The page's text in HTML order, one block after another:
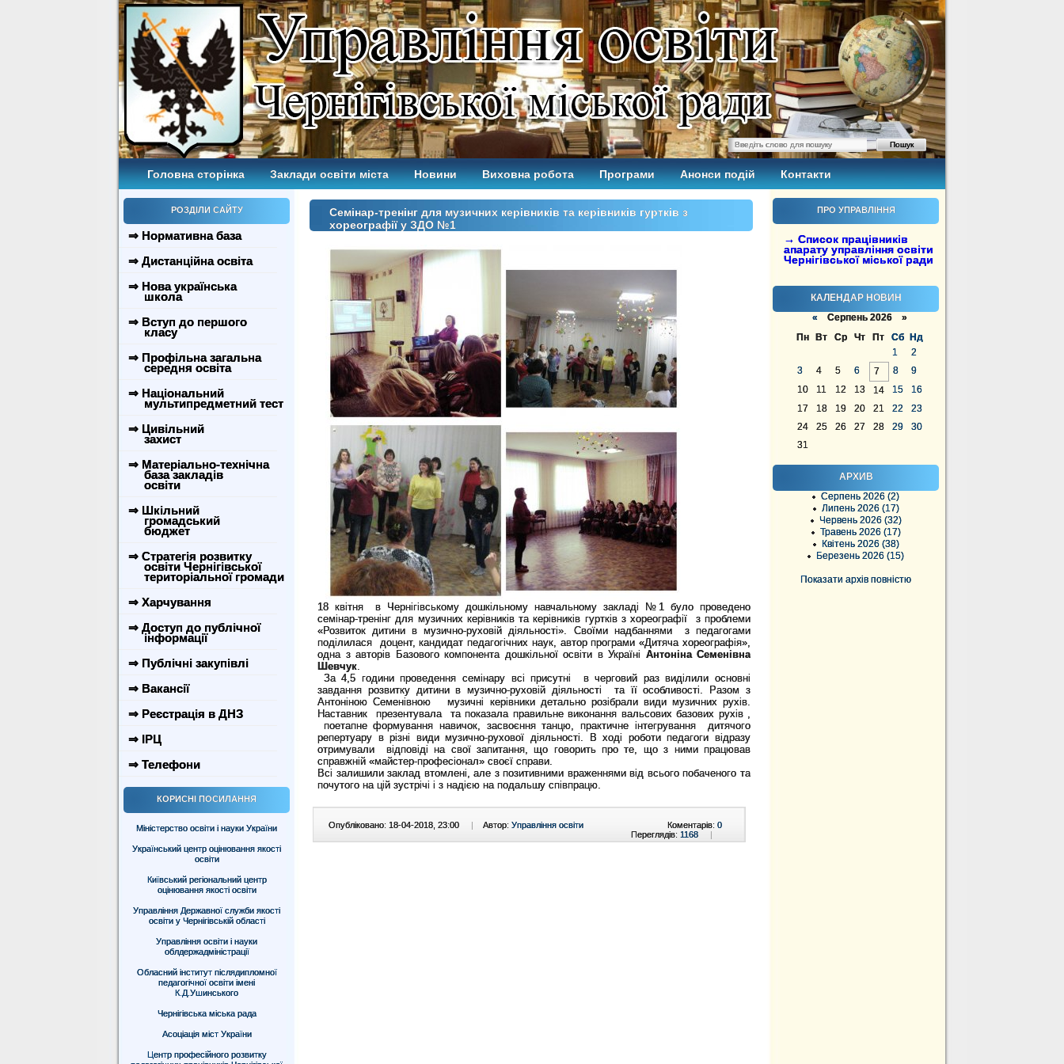
Головна сторінка Заклади освіти міста Новини Виховна робота Програми Анонси подій Контакти
РОЗДІЛИ САЙТУ
⇒ Нормативна база
⇒ Дистанційна освіта
⇒ Нова українська
школа
⇒ Вступ до першого
класу
⇒ Профільна загальна
середня освіта
⇒ Національний
мультипредметний тест
⇒ Цивільний
захист
⇒ Матеріально-технічна
база закладів
освіти
⇒ Шкільний
громадський
бюджет
⇒ Стратегія розвитку
освіти Чернігівської
територіальної громади
⇒ Харчування
⇒ Доступ до публічної
інформації
⇒ Публічні закупівлі
⇒ Вакансії
⇒ Реєстрація в ДНЗ
⇒ ІРЦ
⇒ Телефони
КОРИСНІ ПОСИЛАННЯ
Міністерство освіти і науки України
Український центр оцінювання якості
освіти
Київський регіональний центр
оцінювання якості освіти
Управління Державної служби якості
освіти у Чернігівській області
Управління освіти і науки
облдержадміністрації
Обласний інститут післядипломної
педагогічної освіти імені
К.Д.Ушинського
Чернігівська міська рада
Асоціація міст України
Центр професійного розвитку
ПРО УПРАВЛІННЯ
→ Список працівників
апарату управління освіти
Чернігівської міської ради
КАЛЕНДАР НОВИН
« Серпень 2026 »
Пн
Вт Ср Чт Пт Сб
Нд
1
2
3
4 5 6 7 8
9
10
11 12 13 14 15
16
17
18 19 20 21 22
23
24
25 26 27 28 29
30
31
АРХИВ
Серпень 2026 (2)
Липень 2026 (17)
Червень 2026 (32)
Травень 2026 (17)
Квітень 2026 (38)
Березень 2026 (15)
Показати архів повністю
Семінар-тренінг для музичних керівників та керівників гуртків з
хореографії у ЗДО №1
18 квітня в Чернігівському дошкільному навчальному закладі №1 було проведено
семінар-тренінг для музичних керівників та керівників гуртків з хореографії з проблеми
«Розвиток дитини в музично-руховій діяльності». Своїми надбаннями з педагогами
поділилася доцент, кандидат педагогічних наук, автор програми «Дитяча хореографія»,
одна з авторів Базового компонента дошкільної освіти в Україні Антоніна Семенівна
Шевчук.
За 4,5 години проведення семінару всі присутні в черговий раз виділили основні
завдання розвитку дитини в музично-руховій діяльності та її особливості. Разом з
Антоніною Семенівною музичні керівники детально розібрали види музичних рухів.
Наставник презентувала та показала правильне виконання вальсових базових рухів ,
поетапне формування навичок, засвоєння танцю, практичне інтегрування дитячого
репертуару в різні види музично-рухової діяльності. В ході роботи педагоги відразу
отримували відповіді на свої запитання, що говорить про те, що з ними працював
справжній «майстер-професіонал» своєї справи.
Всі залишили заклад втомлені, але з позитивними враженнями від всього побаченого та
почутого на цій зустрічі і з надією на подальшу співпрацю.
Опубліковано: 18-04-2018, 23:00 | Автор: Управління освіти Коментарів: 0
Переглядів: 1168 |